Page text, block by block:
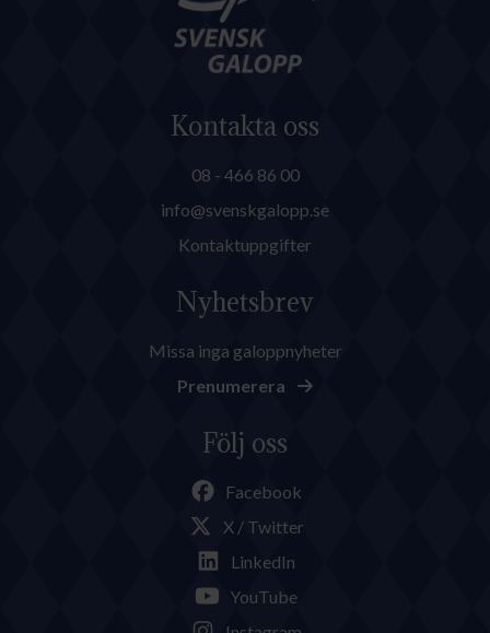
Kontakta oss
08 - 466 86 00
info@svenskgalopp.se
Kontaktuppgifter
Nyhetsbrev
Missa inga galoppnyheter
Prenumerera
Följ oss
Facebook
X / Twitter
LinkedIn
YouTube